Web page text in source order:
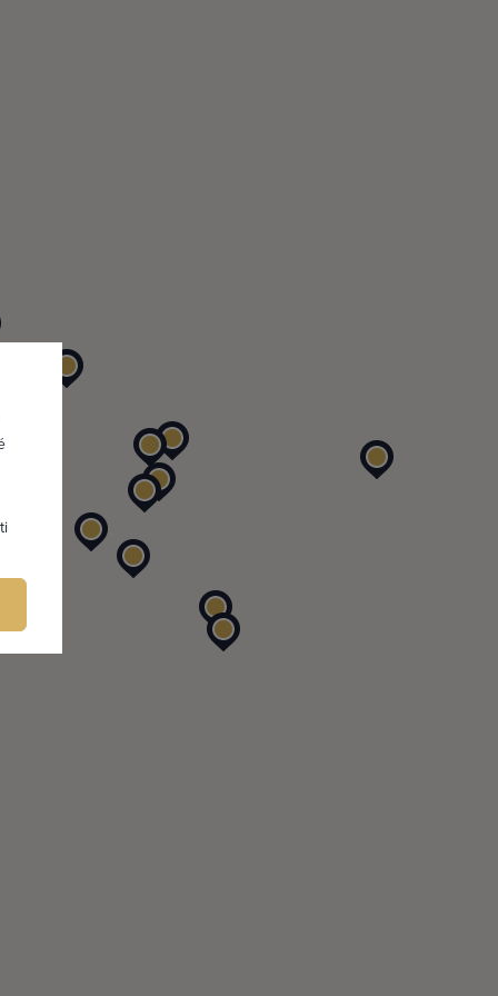
se
výpisu firem
i Vaší firmě
Vaší firmy